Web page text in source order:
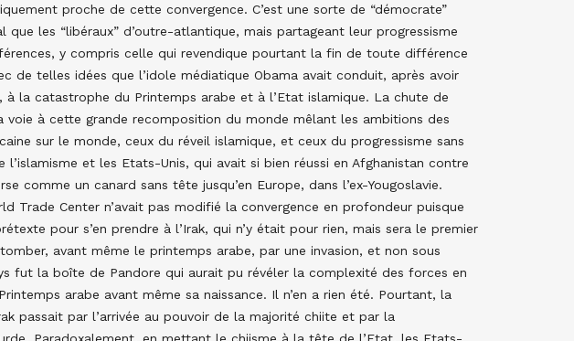
proche de cette convergence. C’est une sorte de “démocrate”
que les “libéraux” d’outre-atlantique, mais partageant leur progressisme
y compris celle qui revendique pourtant la fin de toute différence
de telles idées que l’idole médiatique Obama avait conduit, après avoir
à la catastrophe du Printemps arabe et à l’Etat islamique. La chute de
voie à cette grande recomposition du monde mêlant les ambitions des
sur le monde, ceux du réveil islamique, et ceux du progressisme sans
l’islamisme et les Etats-Unis, qui avait si bien réussi en Afghanistan contre
comme un canard sans tête jusqu’en Europe, dans l’ex-Yougoslavie.
Trade Center n’avait pas modifié la convergence en profondeur puisque
pour s’en prendre à l’Irak, qui n’y était pour rien, mais sera le premier
avant même le printemps arabe, par une invasion, et non sous
fut la boîte de Pandore qui aurait pu révéler la complexité des forces en
arabe avant même sa naissance. Il n’en a rien été. Pourtant, la
passait par l’arrivée au pouvoir de la majorité chiite et par la
Paradoxalement, en mettant le chiisme à la tête de l’Etat, les Etats-